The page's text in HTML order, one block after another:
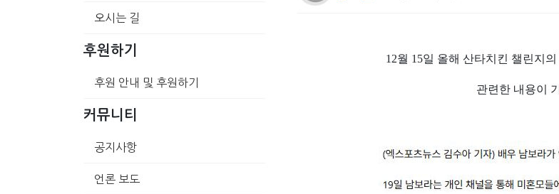
오시는 길
후원하기
후원 안내 및 후원하기
커뮤니티
공지사항
언론 보도
12월 15일 올해 산타치킨 챌린지
관련한 내용이